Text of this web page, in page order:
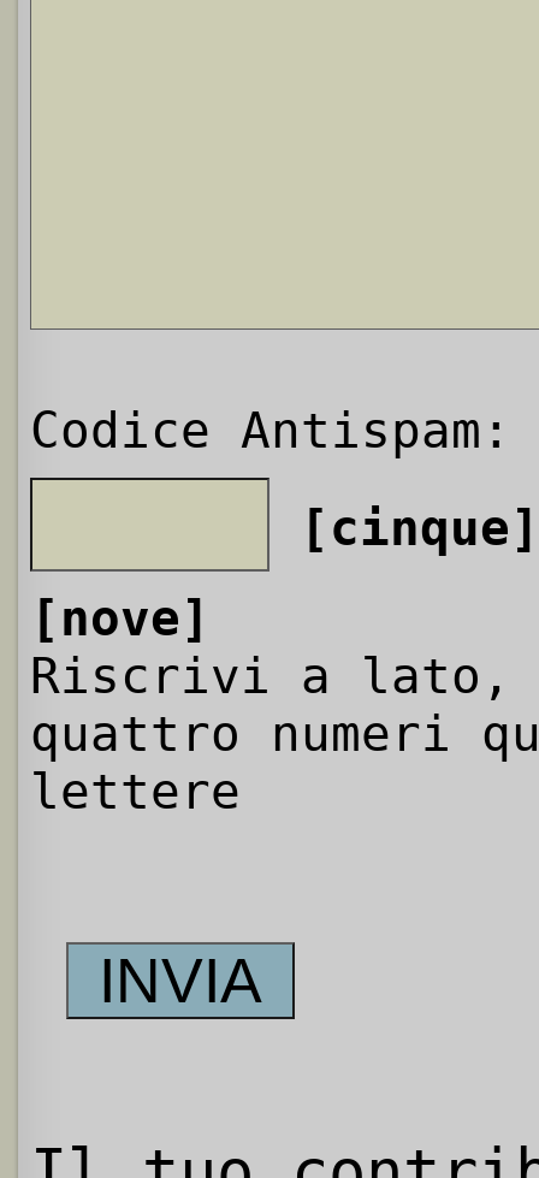
Codice Antispam:
[cinque]
[nove]
Riscrivi a
quattro numeri
lettere